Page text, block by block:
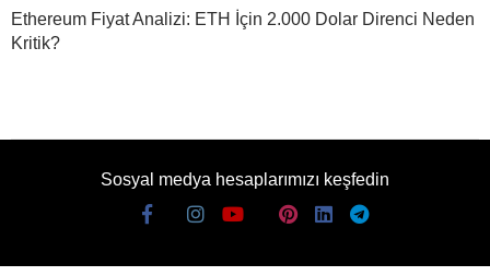
Ethereum Fiyat Analizi: ETH İçin 2.000 Dolar Direnci Neden
Kritik?
Sosyal medya hesaplarımızı keşfedin